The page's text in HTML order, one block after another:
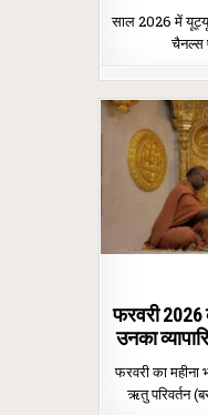
साल 2026 में
चैनल्स
फरवरी
उनका
फरवरी का
ऋतु परिवर्तन